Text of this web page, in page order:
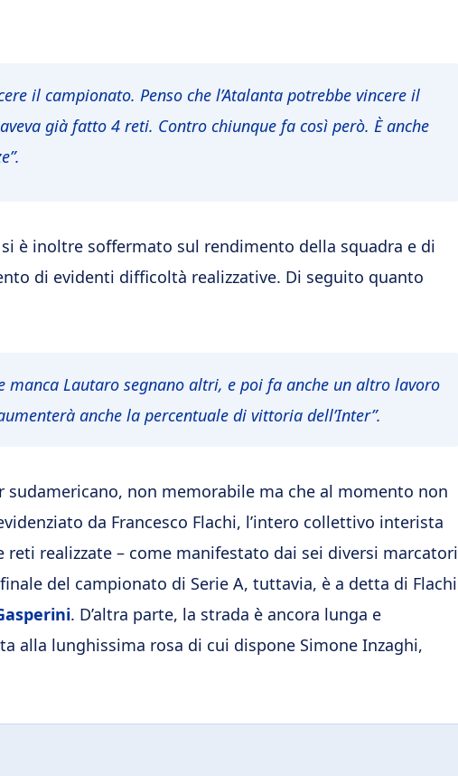
il campionato. Penso che l’Atalanta potrebbe vincere il
già fatto 4 reti. Contro chiunque fa così però. È anche
è inoltre soffermato sul rendimento della squadra e di
di evidenti difficoltà realizzative. Di seguito quanto
manca Lautaro segnano altri, e poi fa anche un altro lavoro
anche la percentuale di vittoria dell’Inter”.
non memorabile ma che al momento non
da Francesco Flachi, l’intero collettivo interista
realizzate – come manifestato dai sei diversi marcatori
del campionato di Serie A, tuttavia, è a detta di Flachi
. D’altra parte, la strada è ancora lunga e
alla lunghissima rosa di cui dispone Simone Inzaghi,